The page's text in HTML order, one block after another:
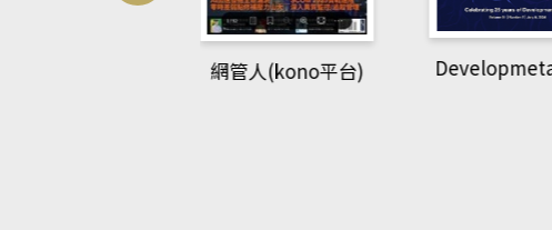
Developmetal cell
Pattern